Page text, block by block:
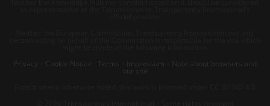
Privacy
Cookie Notice Terms Impressum Note about browsers and
our site